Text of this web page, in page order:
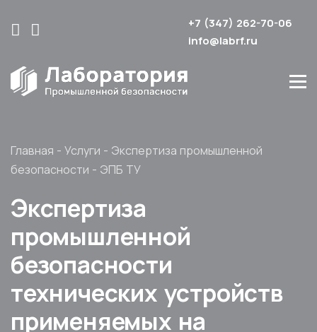
+7 (347) 262-70-06
info@labrf.ru
Главная - Услуги - Экспертиза промышленной
безопасности - ЭПБ ТУ
Экспертиза
промышленной
безопасности
технических устройств
применяемых на